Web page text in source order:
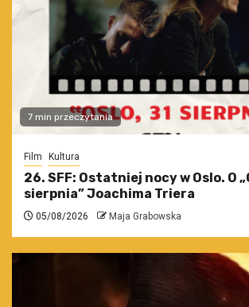
7 min przeczytania
Film Kultura
26. SFF: Ostatniej nocy w Oslo. O
sierpnia” Joachima Triera
05/08/2026 Maja Grabowska